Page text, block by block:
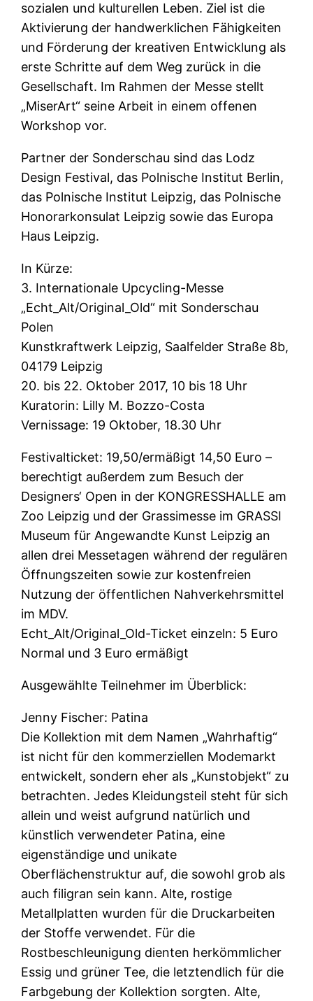
sozialen und kulturellen Leben. Ziel ist die
Aktivierung der handwerklichen Fähigkeiten
und Förderung der kreativen Entwicklung als
erste Schritte auf dem Weg zurück in die
Gesellschaft. Im Rahmen der Messe stellt
„MiserArt“ seine Arbeit in einem offenen
Workshop vor.
Partner der Sonderschau sind das Lodz
Design Festival, das Polnische Institut Berlin,
das Polnische Institut Leipzig, das Polnische
Honorarkonsulat Leipzig sowie das Europa
Haus Leipzig.
In Kürze:
3. Internationale Upcycling-Messe
„Echt_Alt/Original_Old“ mit Sonderschau
Polen
Kunstkraftwerk Leipzig, Saalfelder Straße 8b,
04179 Leipzig
20. bis 22. Oktober 2017, 10 bis 18 Uhr
Kuratorin: Lilly M. Bozzo-Costa
Vernissage: 19 Oktober, 18.30 Uhr
Festivalticket: 19,50/ermäßigt 14,50 Euro –
berechtigt außerdem zum Besuch der
Designers‘ Open in der KONGRESSHALLE am
Zoo Leipzig und der Grassimesse im GRASSI
Museum für Angewandte Kunst Leipzig an
allen drei Messetagen während der regulären
Öffnungszeiten sowie zur kostenfreien
Nutzung der öffentlichen Nahverkehrsmittel
im MDV.
Echt_Alt/Original_Old-Ticket einzeln: 5 Euro
Normal und 3 Euro ermäßigt
Ausgewählte Teilnehmer im Überblick:
Jenny Fischer: Patina
Die Kollektion mit dem Namen „Wahrhaftig“
ist nicht für den kommerziellen Modemarkt
entwickelt, sondern eher als „Kunstobjekt“ zu
betrachten. Jedes Kleidungsteil steht für sich
allein und weist aufgrund natürlich und
künstlich verwendeter Patina, eine
eigenständige und unikate
Oberflächenstruktur auf, die sowohl grob als
auch filigran sein kann. Alte, rostige
Metallplatten wurden für die Druckarbeiten
der Stoffe verwendet. Für die
Rostbeschleunigung dienten herkömmlicher
Essig und grüner Tee, die letztendlich für die
Farbgebung der Kollektion sorgten. Alte,